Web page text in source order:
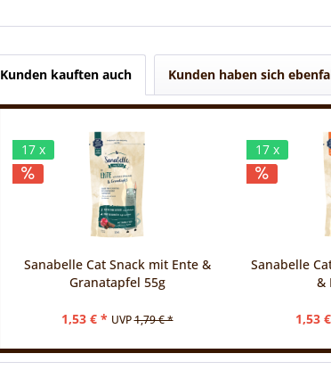
Kunden kauften auch Kunden haben sich
17 x
Sanabelle Cat Snack mit Ente &
Granatapfel 55g
1,53 € * UVP1,79 € *
17 x
Sanabelle
&
1,53